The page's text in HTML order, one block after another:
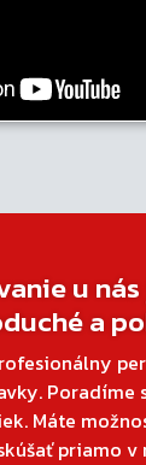
u
a
Poradíme
Máte
priamo v